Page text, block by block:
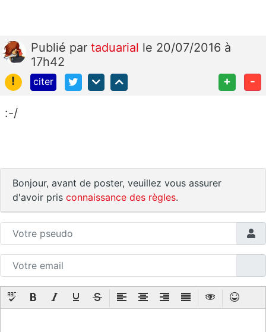
Publié par taduarial le 20/07/2016 à
17h42
!
citer + -
:-/
Bonjour, avant de poster, veuillez vous assurer
d'avoir pris connaissance des règles.